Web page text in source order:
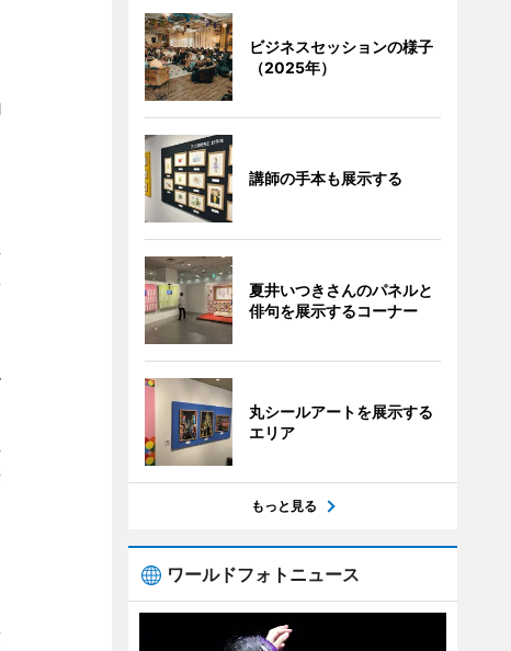
ビジネスセッションの様子
（2025年）
講師の手本も展示する
夏井いつきさんのパネルと
俳句を展示するコーナー
丸シールアートを展示する
エリア
もっと見る
ワールドフォトニュース